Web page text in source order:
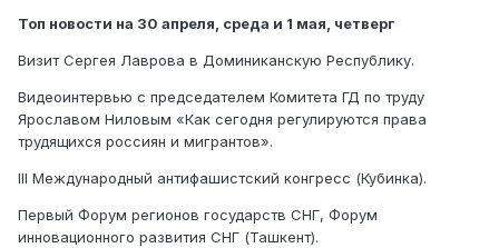
Топ новости на 30 апреля, среда и 1 мая, четверг
Визит Сергея Лаврова в Доминиканскую Республику.
Видеоинтервью с председателем Комитета ГД по труду
Ярославом Ниловым «Как сегодня регулируются права
трудящихся россиян и мигрантов».
III Международный антифашистский конгресс (Кубинка).
Первый Форум регионов государств СНГ, Форум
инновационного развития СНГ (Ташкент).